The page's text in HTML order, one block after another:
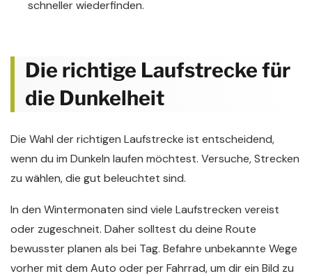
schneller wiederfinden.
Die richtige Laufstrecke für
die Dunkelheit
Die Wahl der richtigen Laufstrecke ist entscheidend,
wenn du im Dunkeln laufen möchtest. Versuche, Strecken
zu wählen, die gut beleuchtet sind.
In den Wintermonaten sind viele Laufstrecken vereist
oder zugeschneit. Daher solltest du deine Route
bewusster planen als bei Tag. Befahre unbekannte Wege
vorher mit dem Auto oder per Fahrrad, um dir ein Bild zu